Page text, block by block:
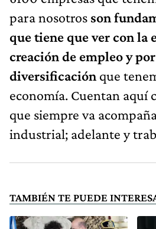
para nosotros son
que tiene que ver con la
creación de empleo y
diversificación que
economía. Cuentan aquí
que siempre va
industrial; adelante y
TAMBIÉN TE PUEDE